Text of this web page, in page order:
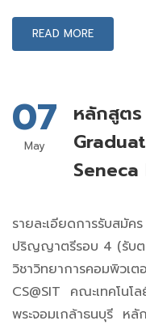
READ MORE
07
May
หลักสูตร
รายละเอียดการรับสมัค
ปริญญาตรีรอบ 4 (รับต
วิชาวิทยาการคอมพิวเ
CS@SIT คณะเทคโนโ
พระจอมเกล้าธนบุรี หลั